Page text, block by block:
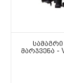
ᲡᲐᲛᲐᲒᲠᲘ
ᲛᲐᲠᲯᲕᲔᲜᲐ -